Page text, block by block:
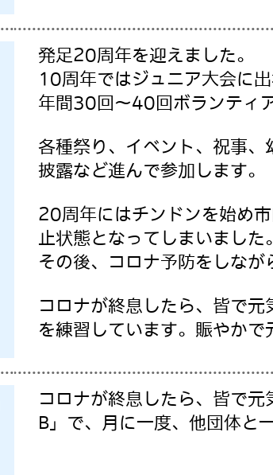
発足20周年を迎えました。
10周年ではジュニア大会に
年間30回〜40回ボランティ
各種祭り、イベント、祝事
披露など進んで参加します。
20周年にはチンドンを始め
止状態となってしまいました。
その後、コロナ予防をしなが
コロナが終息したら、皆で
を練習しています。賑やかで
コロナが終息したら、皆で
B」で、月に一度、他団体と